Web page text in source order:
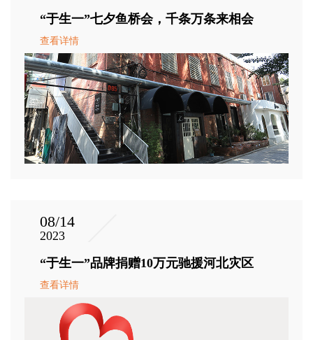
“于生一”七夕鱼桥会，千条万条来相会
查看详情
08/14
2023
“于生一”品牌捐赠10万元驰援河北灾区
查看详情